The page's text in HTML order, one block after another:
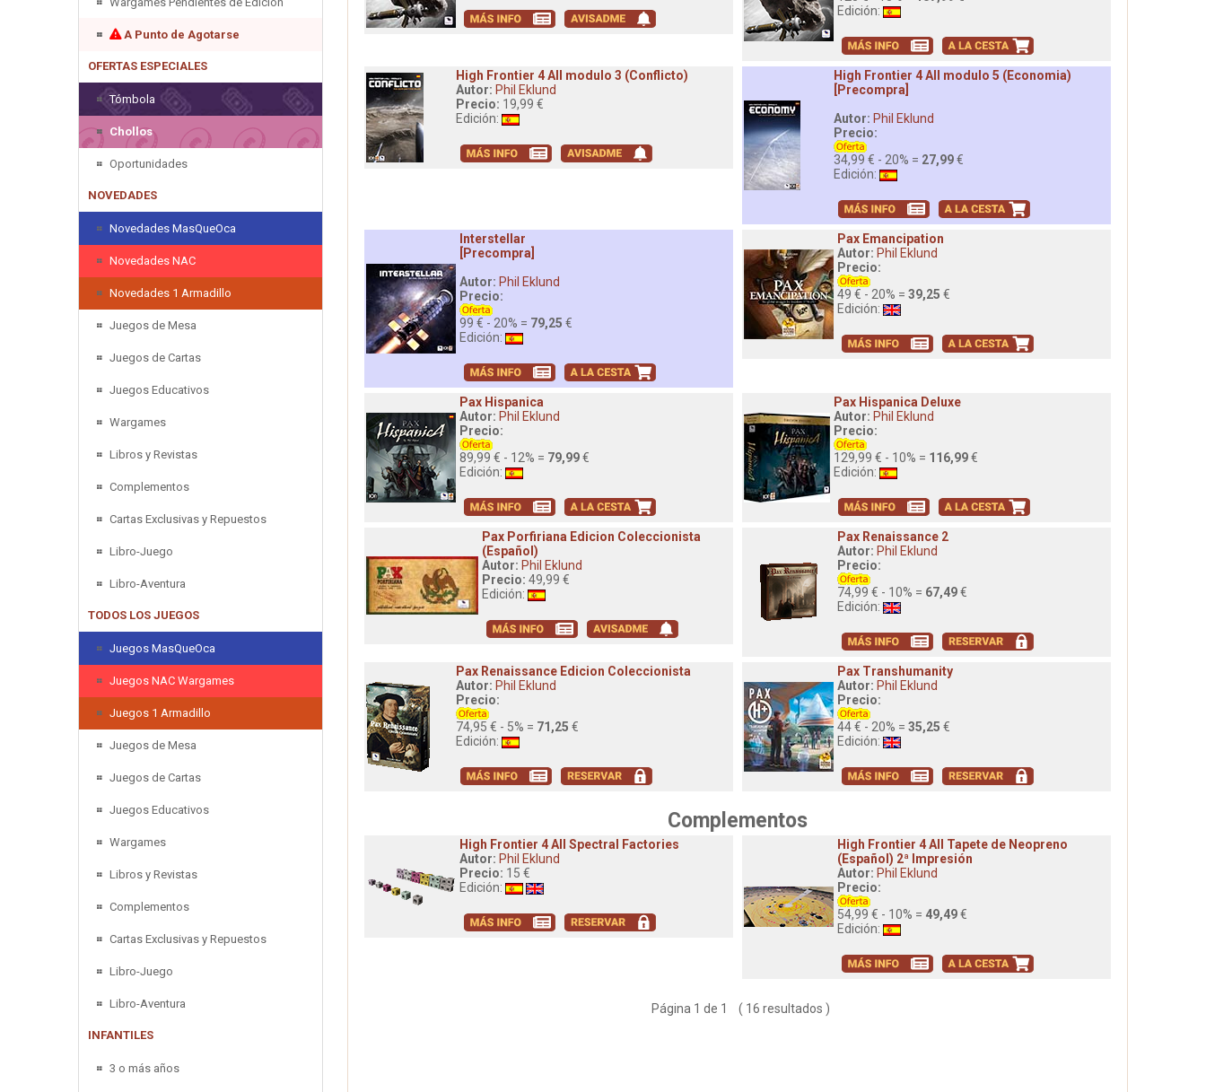
A Punto de Agotarse
OFERTAS ESPECIALES
Tómbola
Chollos
Oportunidades
NOVEDADES
Novedades MasQueOca
Novedades NAC
Novedades 1 Armadillo
Juegos de Mesa
Juegos de Cartas
Juegos Educativos
Wargames
Libros y Revistas
Complementos
Cartas Exclusivas y Repuestos
Libro-Juego
Libro-Aventura
TODOS LOS JUEGOS
Juegos MasQueOca
Juegos NAC Wargames
Juegos 1 Armadillo
Juegos de Mesa
Juegos de Cartas
Juegos Educativos
Wargames
Libros y Revistas
Complementos
Cartas Exclusivas y Repuestos
Libro-Juego
Libro-Aventura
INFANTILES
3 o más años
Edición:
High Frontier 4 All modulo 3 (Conflicto)
Autor: Phil Eklund
Precio: 19,99 €
Edición:
High Frontier 4 All modulo 5 (Economia)
[Precompra]
Autor: Phil Eklund
Precio:
34,99 € - 20% = 27,99€
Edición:
Interstellar
[Precompra]
Autor: Phil Eklund
Precio:
99 € - 20% = 79,25 €
Edición:
Pax Emancipation
Autor: Phil Eklund
Precio:
49 € - 20% = 39,25 €
Edición:
Pax Hispanica
Autor: Phil Eklund
Precio:
89,99 € - 12% = 79,99€
Edición:
Pax Hispanica Deluxe
Autor: Phil Eklund
Precio:
129,99 € - 10% = 116,99€
Edición:
Pax Porfiriana Edicion Coleccionista
(Español)
Autor: Phil Eklund
Precio: 49,99 €
Edición:
Pax Renaissance 2
Autor: Phil Eklund
Precio:
74,99 € - 10% = 67,49€
Edición:
Pax Renaissance Edicion Coleccionista
Autor: Phil Eklund
Precio:
74,95 € - 5% = 71,25 €
Edición:
Pax Transhumanity
Autor: Phil Eklund
Precio:
44 € - 20% = 35,25 €
Edición:
Complementos
High Frontier 4 All Spectral Factories
Autor: Phil Eklund
Precio: 15 €
Edición:
High Frontier 4 All Tapete de Neopreno
(Español) 2ª Impresión
Autor: Phil Eklund
Precio:
54,99 € - 10% = 49,49€
Edición:
Página 1 de 1 ( 16 resultados )